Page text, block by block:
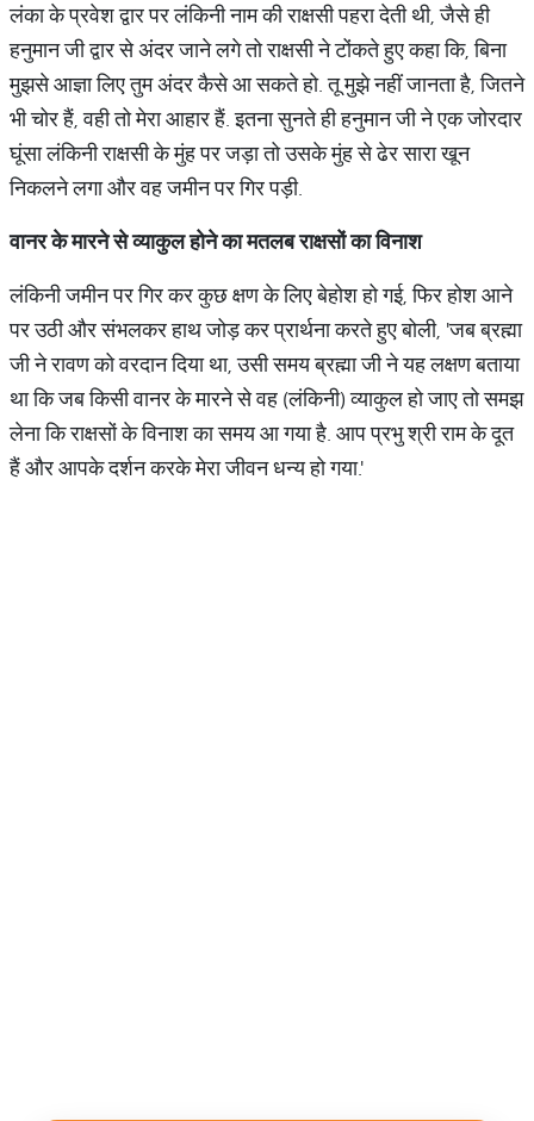
लंका के प्रवेश द्वार पर लंकिनी नाम की राक्षसी पहरा देती थी, जैसे ही
हनुमान जी द्वार से अंदर जाने लगे तो राक्षसी ने टोंकते हुए कहा कि, बिना
मुझसे आज्ञा लिए तुम अंदर कैसे आ सकते हो. तू मुझे नहीं जानता है, जितने
भी चोर हैं, वही तो मेरा आहार हैं. इतना सुनते ही हनुमान जी ने एक जोरदार
घूंसा लंकिनी राक्षसी के मुंह पर जड़ा तो उसके मुंह से ढेर सारा खून
निकलने लगा और वह जमीन पर गिर पड़ी.
वानरकेमारनेसेव्याकुलहोनेकामतलबराक्षसोंकाविनाश
लंकिनी जमीन पर गिर कर कुछ क्षण के लिए बेहोश हो गई, फिर होश आने
पर उठी और संभलकर हाथ जोड़ कर प्रार्थना करते हुए बोली, 'जब ब्रह्मा
जी ने रावण को वरदान दिया था, उसी समय ब्रह्मा जी ने यह लक्षण बताया
था कि जब किसी वानर के मारने से वह (लंकिनी) व्याकुल हो जाए तो समझ
लेना कि राक्षसों के विनाश का समय आ गया है. आप प्रभु श्री राम के दूत
हैं और आपके दर्शन करके मेरा जीवन धन्य हो गया.'